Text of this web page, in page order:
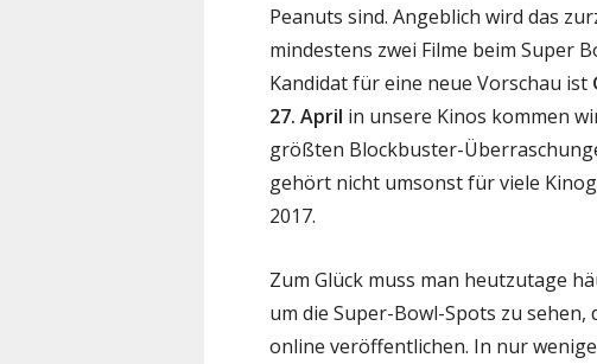
Peanuts sind. Angeblich wird das
mindestens zwei Filme beim Super
Kandidat für eine neue Vorschau ist
27. April in unsere Kinos kommen
größten Blockbuster-
gehört nicht umsonst für viele
2017.
Zum Glück muss man heutzutage
um die Super-Bowl-Spots zu sehen,
online veröffentlichen. In nur